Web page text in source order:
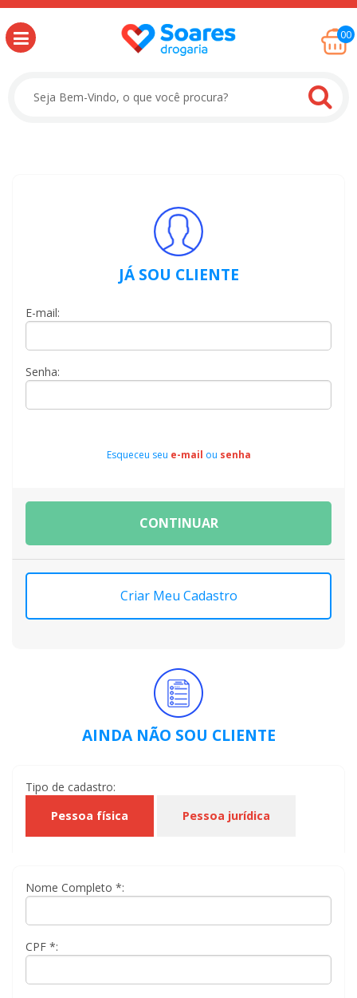
00
JÁ SOU CLIENTE
E-mail:
Senha:
Esqueceu seu e-mail ou senha
CONTINUAR
Criar Meu Cadastro
AINDA NÃO SOU CLIENTE
Tipo de cadastro:
Pessoa física
Pessoa jurídica
Nome Completo *:
CPF *: